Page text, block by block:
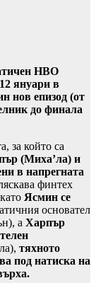
HBO
януари в
нов епизод (от
до финала
за който са
(Миха’ла) и
в напрегната
финтех
Ясмин се
основател
а Харпър
тяхното
под натиска на